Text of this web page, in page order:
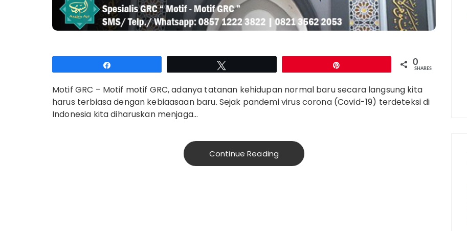
0
SHARES
Motif GRC – Motif motif GRC, adanya tatanan kehidupan normal baru secara langsung kita
harus terbiasa dengan kebiaasaan baru. Sejak pandemi virus corona (Covid-19) terdeteksi di
Indonesia kita diharuskan menjaga…
Continue Reading